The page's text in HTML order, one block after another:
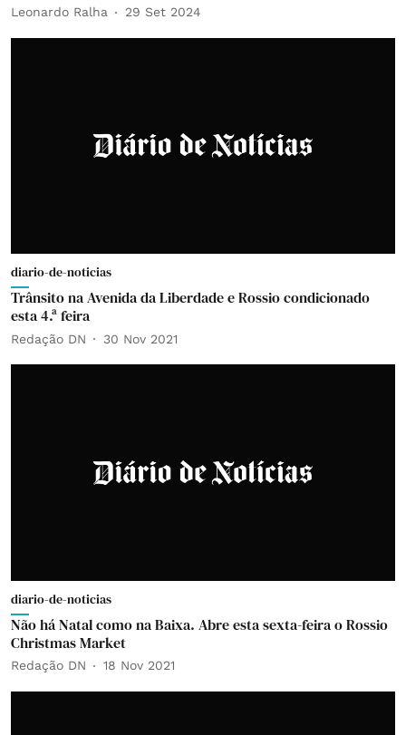
Leonardo Ralha 29 Set 2024
diario-de-noticias
Trânsito na Avenida da Liberdade e Rossio condicionado
esta 4.ª feira
Redação DN 30 Nov 2021
diario-de-noticias
Não há Natal como na Baixa. Abre esta sexta-feira o Rossio
Christmas Market
Redação DN 18 Nov 2021